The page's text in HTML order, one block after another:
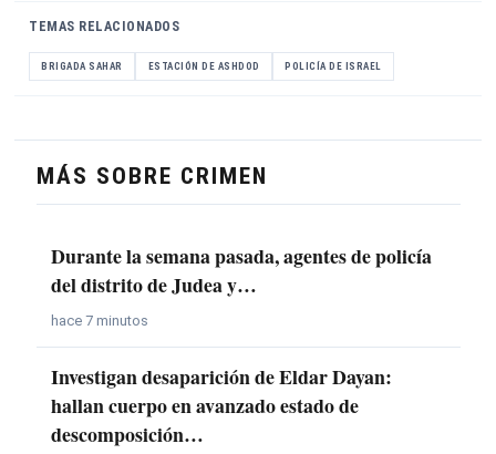
TEMAS RELACIONADOS
BRIGADA SAHAR ESTACIÓN DE ASHDOD POLICÍA DE ISRAEL
MÁS SOBRE CRIMEN
Durante la semana pasada, agentes de policía
del distrito de Judea y…
hace 7 minutos
Investigan desaparición de Eldar Dayan:
hallan cuerpo en avanzado estado de
descomposición…